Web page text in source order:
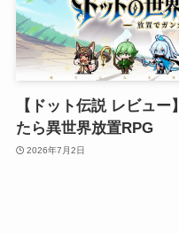
【ドット伝説 レビュ
たら異世界放置RPG
2026年7月2日